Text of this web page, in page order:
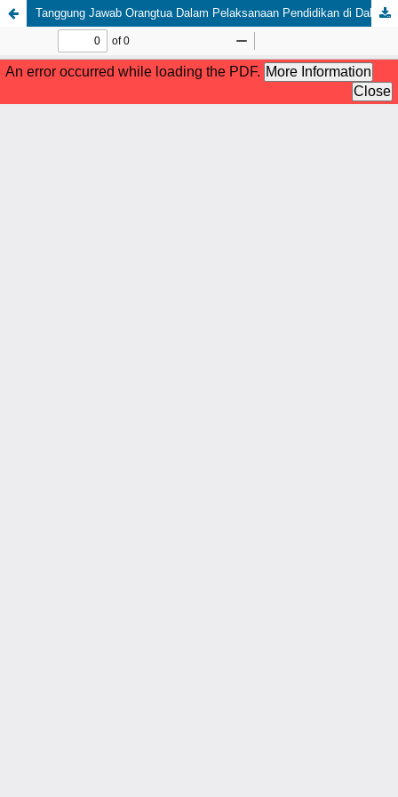
Tanggung Jawab Orangtua Dalam Pelaksanaan Pendidikan di Dalam Keluarga Berdasarkan Ulangan 6:4-9